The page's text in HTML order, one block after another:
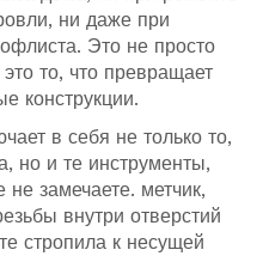
ни даже при
Это не просто
то, что превращает
конструкции.
в себя не только то,
но и те инструменты,
замечаете. метчик,
внутри отверстий
стропила к несущей